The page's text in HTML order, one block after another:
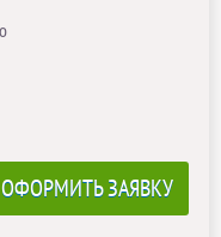
ОФОРМИТЬ ЗАЯВКУ